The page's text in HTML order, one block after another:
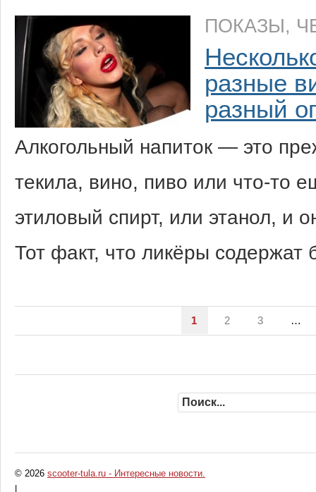
ПОКАЗЫ,
разные
разный
Алкогольный напиток — это
текила, вино, пиво или что-то
этиловый спирт, или этанол, и
Тот факт, что ликёры
1 2 3 …
© 2026 scooter-tula.ru - Интересные новости.